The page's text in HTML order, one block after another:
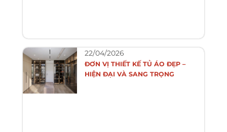
22/04/2026
ĐƠN VỊ THIẾT KẾ TỦ ÁO ĐẸP –
HIỆN ĐẠI VÀ SANG TRỌNG